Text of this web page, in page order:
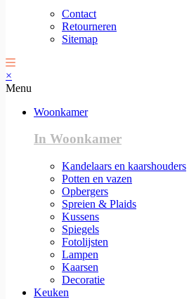
Contact
Retourneren
Sitemap
×
Menu
Woonkamer
In Woonkamer
Kandelaars en kaarshouders
Potten en vazen
Opbergers
Spreien & Plaids
Kussens
Spiegels
Fotolijsten
Lampen
Kaarsen
Decoratie
Keuken